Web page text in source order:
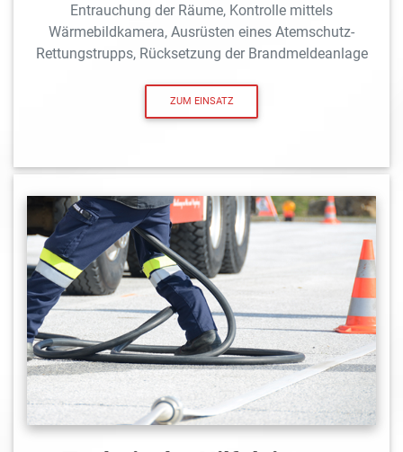
Entrauchung der Räume, Kontrolle mittels
Wärmebildkamera, Ausrüsten eines Atemschutz-
Rettungstrupps, Rücksetzung der Brandmeldeanlage
ZUM EINSATZ